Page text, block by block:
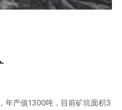
年产值1300吨，目前矿坑面积3